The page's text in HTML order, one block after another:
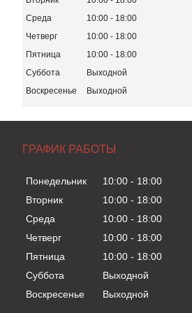
Среда
10:00
18:00
Четверг
10:00
18:00
Пятница
10:00
18:00
Суббота
Выходной
Воскресенье
Выходной
ГРАФИК РАБОТЫ
Понедельник 10:00
18:00
Вторник
10:00
18:00
Среда
10:00
18:00
Четверг
10:00
18:00
Пятница
10:00
18:00
Суббота
Выходной
Воскресенье
Выходной